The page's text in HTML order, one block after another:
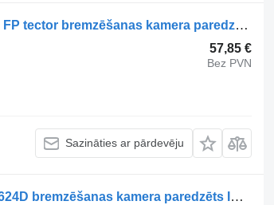
IVECO 120 E 22 D tector, 120 E 22 P tector, 120 E 22 FP tector bremzēšanas kamera paredzēts IVECO EuroCargo I-III kravas automašīnas
57,85 €
Bez PVN
Sazināties ar pārdevēju
80 E 22 tector, 80 E 22 P tector, 80 E 22FP tector EF624D bremzēšanas kamera paredzēts IVECO EuroCargo I-III kravas automašīnas